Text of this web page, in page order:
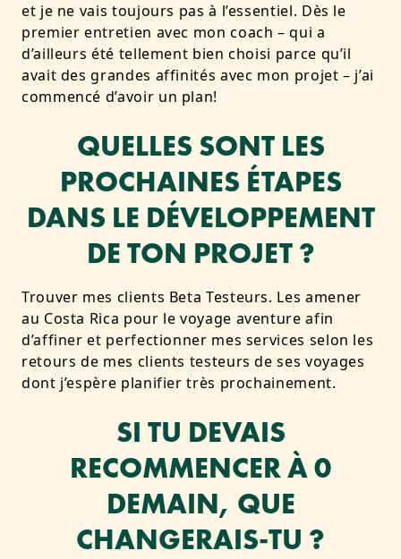
et je ne vais toujours pas à l’essentiel. Dès le
premier entretien avec mon coach – qui a
d’ailleurs été tellement bien choisi parce qu’il
avait des grandes affinités avec mon projet – j’ai
commencé d’avoir un plan!
QUELLES SONT LES
PROCHAINES ÉTAPES
DANS LE DÉVELOPPEMENT
DE TON PROJET ?
Trouver mes clients Beta Testeurs. Les amener
au Costa Rica pour le voyage aventure afin
d’affiner et perfectionner mes services selon les
retours de mes clients testeurs de ses voyages
dont j’espère planifier très prochainement.
SI TU DEVAIS
RECOMMENCER À 0
DEMAIN, QUE
CHANGERAIS-TU ?